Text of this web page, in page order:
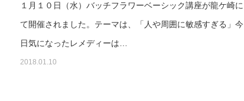
１月１０日（水）バッチフラワーベーシック講座が龍ケ崎に
て開催されました。テーマは、「人や周囲に敏感すぎる」今
日気になったレメディーは…
2018.01.10